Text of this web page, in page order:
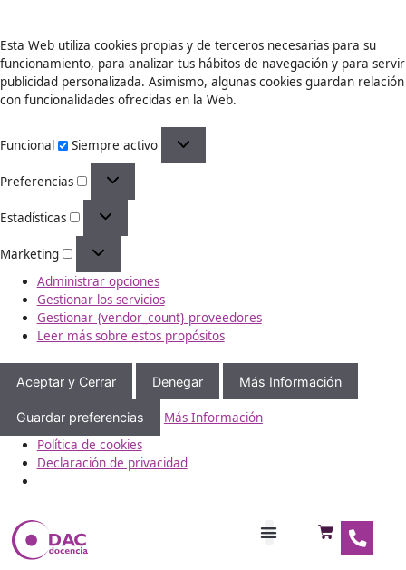
Esta Web utiliza cookies propias y de terceros necesarias
funcionamiento, para analizar tus hábitos de navegación y
publicidad personalizada. Asimismo, algunas cookies
con funcionalidades ofrecidas en la Web.
Funcional Siempre activo
Preferencias
Estadísticas
Marketing
Administrar opciones
Gestionar los servicios